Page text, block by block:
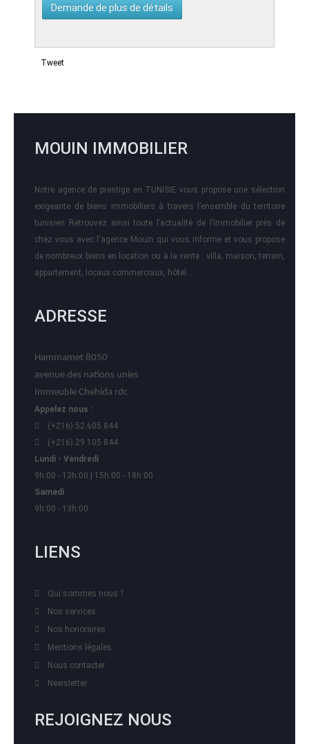
Tweet
MOUIN IMMOBILIER
Notre agence de prestige en TUNISIE vous propose une sélection
exigeante de biens immobiliers à travers l’ensemble du territoire
tunisien Retrouvez ainsi toute l’actualité de l’immobilier près de
chez vous avec l'agence Mouin qui vous informe et vous propose
de nombreux biens en location ou à la vente : villa, maison, terrain,
appartement, locaux commerciaux, hôtel….
ADRESSE
Hammamet 8050
avenue des nations unies
Immeuble Chehida rdc
Appelez nous :
(+216) 52 605 844
(+216) 29 105 844
Lundi - Vendredi
9h:00 - 13h:00 | 15h:00 - 18h:00
Samedi
9h:00 - 13h:00
LIENS
Qui sommes nous ?
Nos services
Nos honoraires
Mentions légales
Nous contacter
Newsletter
REJOIGNEZ NOUS